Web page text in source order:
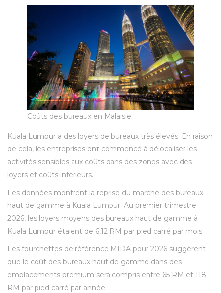
Coûts des bureaux en Malaisie
Kuala Lumpur a des loyers de bureaux très élevés. En raison
de cela, les entreprises ont commencé à délocaliser les
activités sensibles aux coûts dans des zones avec des
loyers et coûts inférieurs.
Les données montrent la reprise du marché des bureaux
haut de gamme à Kuala Lumpur. Au premier trimestre
2026, les loyers moyens des bureaux haut de gamme à
Kuala Lumpur étaient de 6,12 RM par pied carré par mois.
Les fourchettes de référence MIDA pour 2026 suggèrent
que le coût des bureaux haut de gamme dans des
emplacements premium sera compris entre 65 RM et 118
RM par pied carré par année.